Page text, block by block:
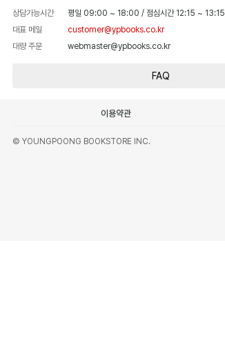
상담가능시간 평일 09:00 ~ 18:00 / 점심시간 12:15 ~ 13:15
대표 메일
customer@ypbooks.co.kr
대량 주문
webmaster@ypbooks.co.kr
FAQ
이용약관
© YOUNGPOONG BOOKSTORE INC.